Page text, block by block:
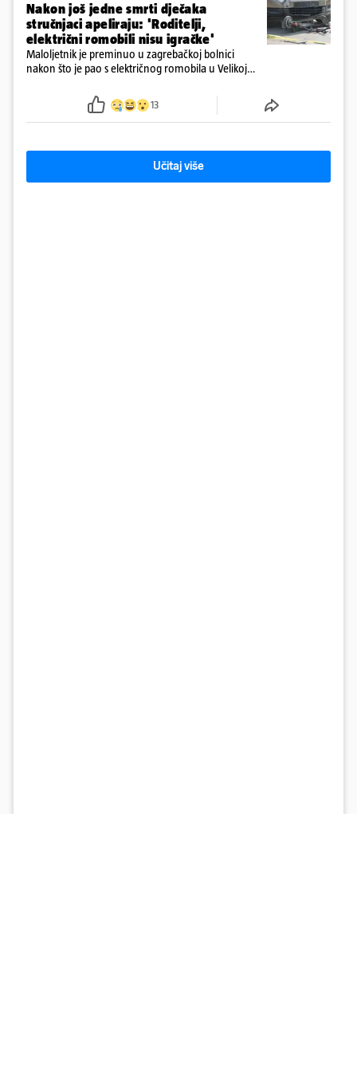
Nakon još jedne smrti dječaka
stručnjaci apeliraju: 'Roditelji,
električni romobili nisu igračke'
Maloljetnik je preminuo u zagrebačkoj bolnici
nakon što je pao s električnog romobila u Velikoj
13
Učitaj više